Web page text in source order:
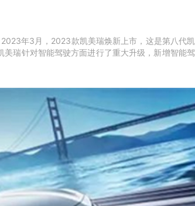
年3月，2023款凯美瑞焕新上市，这是第八代
瑞针对智能驾驶方面进行了重大升级，新增智能